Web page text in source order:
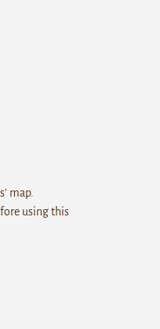
map.
using this